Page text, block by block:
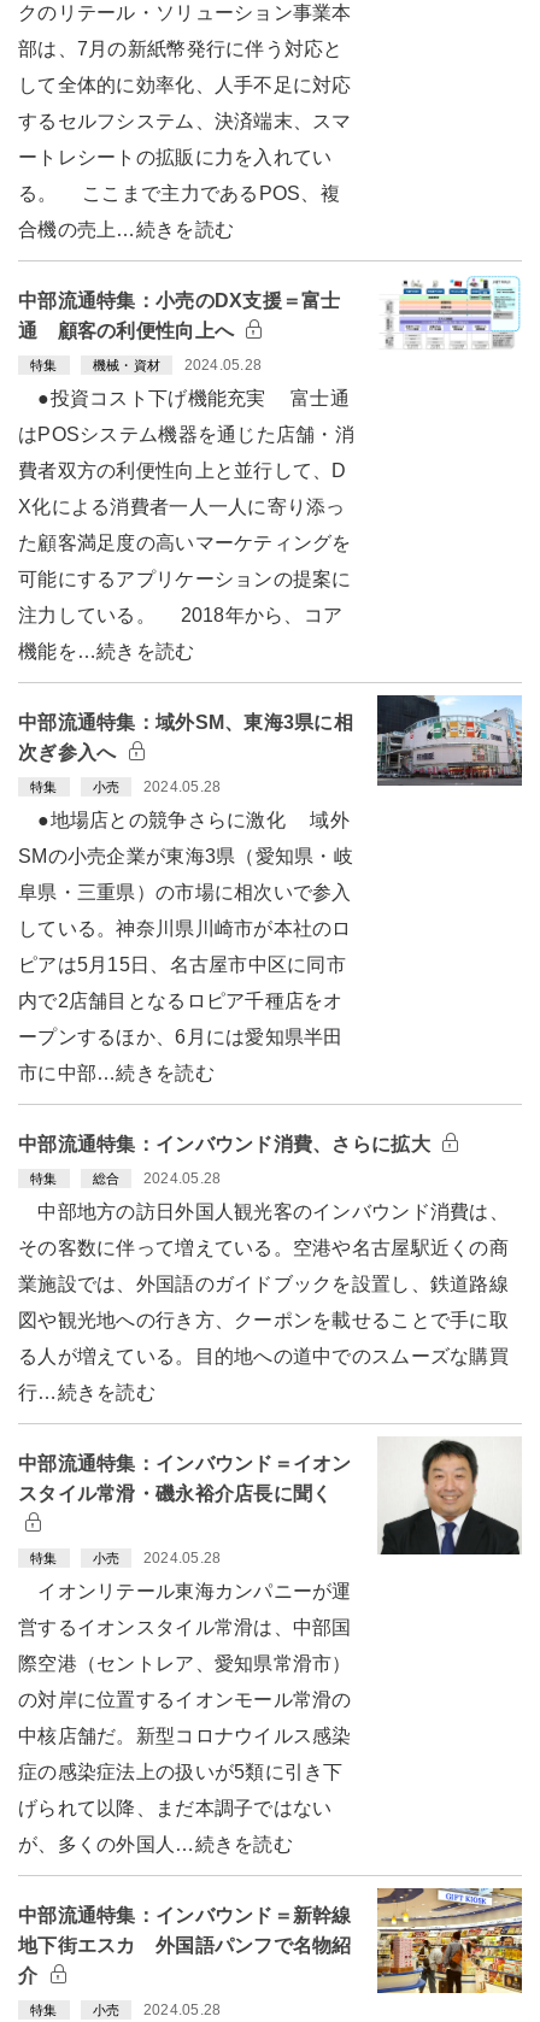
クのリテール・ソリューション事業本
部は、7月の新紙幣発行に伴う対応と
して全体的に効率化、人手不足に対応
するセルフシステム、決済端末、スマ
ートレシートの拡販に力を入れてい
る。 ここまで主力であるPOS、複
合機の売上…続きを読む
中部流通特集：小売のDX支援＝富士
通 顧客の利便性向上へ
特集 機械・資材 2024.05.28
●投資コスト下げ機能充実 富士通
はPOSシステム機器を通じた店舗・消
費者双方の利便性向上と並行して、D
X化による消費者一人一人に寄り添っ
た顧客満足度の高いマーケティングを
可能にするアプリケーションの提案に
注力している。 2018年から、コア
機能を…続きを読む
中部流通特集：域外SM、東海3県に相
次ぎ参入へ
特集 小売 2024.05.28
●地場店との競争さらに激化 域外
SMの小売企業が東海3県（愛知県・岐
阜県・三重県）の市場に相次いで参入
している。神奈川県川崎市が本社のロ
ピアは5月15日、名古屋市中区に同市
内で2店舗目となるロピア千種店をオ
ープンするほか、6月には愛知県半田
市に中部…続きを読む
中部流通特集：インバウンド消費、さらに拡大
特集 総合 2024.05.28
中部地方の訪日外国人観光客のインバウンド消費は、
その客数に伴って増えている。空港や名古屋駅近くの商
業施設では、外国語のガイドブックを設置し、鉄道路線
図や観光地への行き方、クーポンを載せることで手に取
る人が増えている。目的地への道中でのスムーズな購買
行…続きを読む
中部流通特集：インバウンド＝イオン
スタイル常滑・磯永裕介店長に聞く
特集 小売 2024.05.28
イオンリテール東海カンパニーが運
営するイオンスタイル常滑は、中部国
際空港（セントレア、愛知県常滑市）
の対岸に位置するイオンモール常滑の
中核店舗だ。新型コロナウイルス感染
症の感染症法上の扱いが5類に引き下
げられて以降、まだ本調子ではない
が、多くの外国人…続きを読む
中部流通特集：インバウンド＝新幹線
地下街エスカ 外国語パンフで名物紹
介
特集 小売 2024.05.28